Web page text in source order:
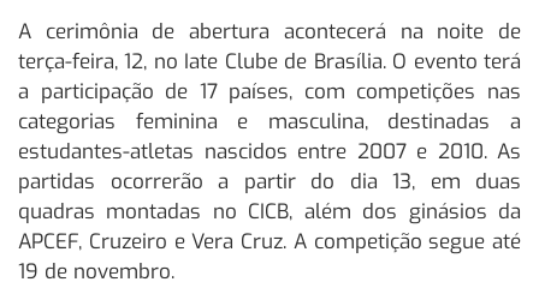
A cerimônia de abertura acontecerá na noite de
terça-feira, 12, no Iate Clube de Brasília. O evento terá
a participação de 17 países, com competições nas
categorias feminina e masculina, destinadas a
estudantes-atletas nascidos entre 2007 e 2010. As
partidas ocorrerão a partir do dia 13, em duas
quadras montadas no CICB, além dos ginásios da
APCEF, Cruzeiro e Vera Cruz. A competição segue até
19 de novembro.